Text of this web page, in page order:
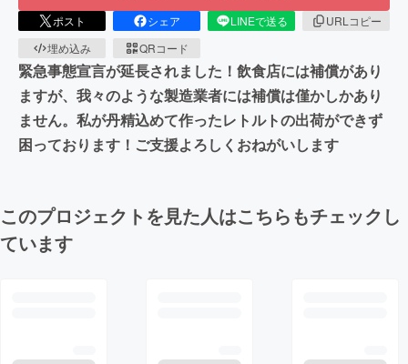
ポスト シェア LINEで送る
URLコピー
埋め込み
QRコード
緊急事態宣言が延長されました！飲食店には補償があり
ますが、我々のような製造業者には補償は僅かしかあり
ません。私が丹精込めて作ったレトルトの出荷ができず
困っております！ご支援よろしくおねがいします
このプロジェクトを見た人はこちらもチェックし
ています